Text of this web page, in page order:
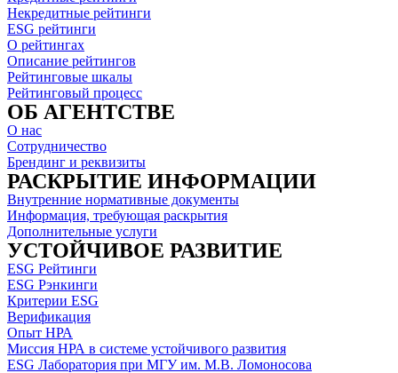
Некредитные рейтинги
ESG рейтинги
О рейтингах
Описание рейтингов
Рейтинговые шкалы
Рейтинговый процесс
ОБ АГЕНТСТВЕ
О нас
Сотрудничество
Брендинг и реквизиты
РАСКРЫТИЕ ИНФОРМАЦИИ
Внутренние нормативные документы
Информация, требующая раскрытия
Дополнительные услуги
УСТОЙЧИВОЕ РАЗВИТИЕ
ESG Рейтинги
ESG Рэнкинги
Критерии ESG
Верификация
Опыт НРА
Миссия НРА в системе устойчивого развития
ESG Лаборатория при МГУ им. М.В. Ломоносова